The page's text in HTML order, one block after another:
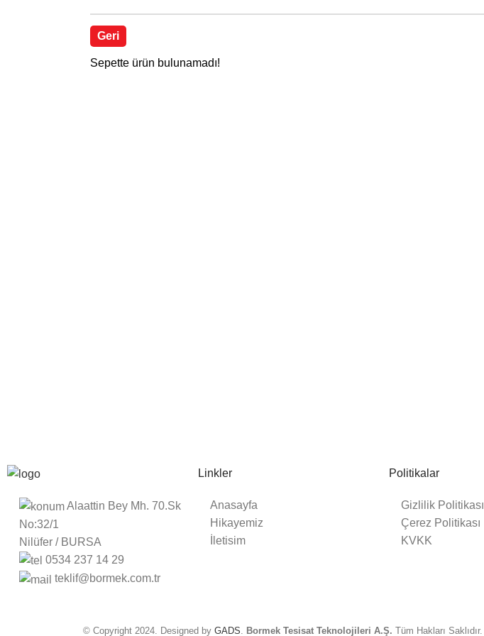
Geri
Sepette ürün bulunamadı!
Alaattin Bey Mh. 70.Sk
No:32/1
Nilüfer / BURSA
0534 237 14 29
teklif@bormek.com.tr
Linkler
Anasayfa
Hikayemiz
İletisim
Politikalar
Gizlilik Politikası
Çerez Politikası
KVKK
© Copyright 2024. Designed by GADS Bormek Tesisat Teknolojileri A.Ş. Tüm Hakları Saklıdır.